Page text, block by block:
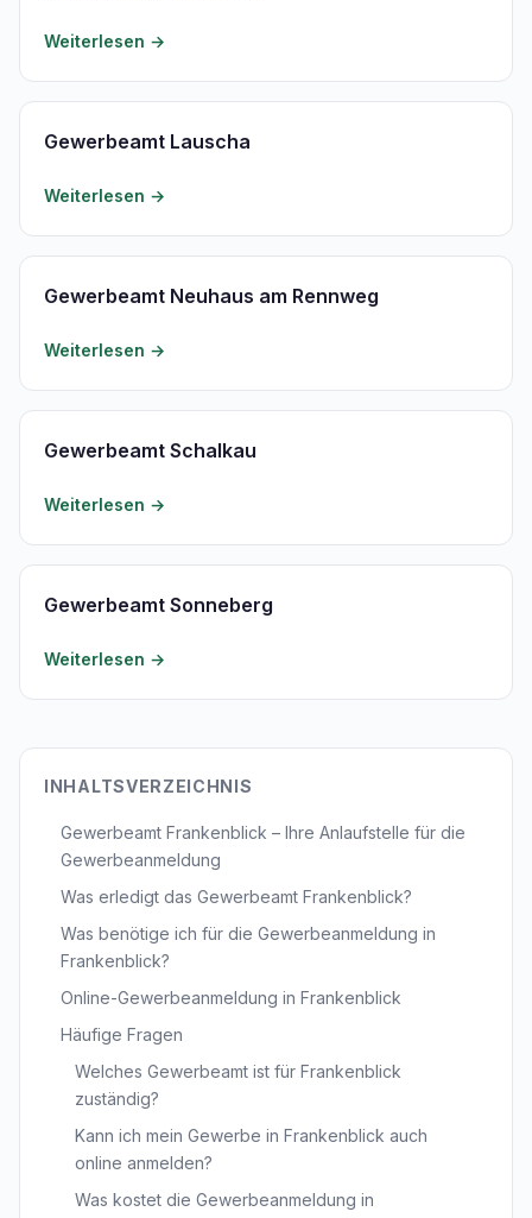
Weiterlesen →
Gewerbeamt Lauscha
Weiterlesen →
Gewerbeamt Neuhaus am Rennweg
Weiterlesen →
Gewerbeamt Schalkau
Weiterlesen →
Gewerbeamt Sonneberg
Weiterlesen →
INHALTSVERZEICHNIS
Gewerbeamt Frankenblick – Ihre Anlaufstelle für die
Gewerbeanmeldung
Was erledigt das Gewerbeamt Frankenblick?
Was benötige ich für die Gewerbeanmeldung in
Frankenblick?
Online-Gewerbeanmeldung in Frankenblick
Häufige Fragen
Welches Gewerbeamt ist für Frankenblick
zuständig?
Kann ich mein Gewerbe in Frankenblick auch
online anmelden?
Was kostet die Gewerbeanmeldung in